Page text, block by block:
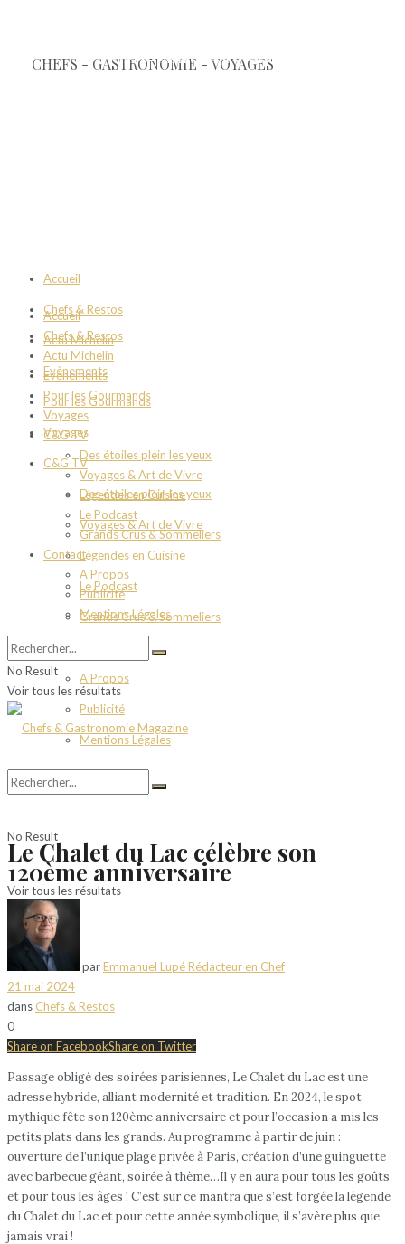
Accueil
Chefs & Restos
Actu Michelin
Evènements
Pour les Gourmands
Voyages
C&G TV
Des étoiles plein les yeux
Voyages & Art de Vivre
Légendes en Cuisine
Le Podcast
Grands Crus & Sommeliers
Contact
A Propos
Publicité
Mentions Légales
Accueil
Chefs & Restos
Actu Michelin
Evènements
Pour les Gourmands
Voyages
C&G TV
Des étoiles plein les yeux
Voyages & Art de Vivre
Légendes en Cuisine
Le Podcast
Grands Crus & Sommeliers
Contact
A Propos
Publicité
Mentions Légales
No Result
Voir tous les résultats
No Result
Voir tous les résultats
Le Chalet du Lac célèbre son
120ème anniversaire
parEmmanuel Lupé Rédacteur en Chef
21 mai 2024
dans Chefs & Restos
0
Share on FacebookShare on Twitter
Passage obligé des soirées parisiennes, Le Chalet du Lac est une
adresse hybride, alliant modernité et tradition. En 2024, le spot
mythique fête son 120ème anniversaire et pour l’occasion a mis les
petits plats dans les grands. Au programme à partir de juin :
ouverture de l’unique plage privée à Paris, création d’une guinguette
avec barbecue géant, soirée à thème…Il y en aura pour tous les goûts
et pour tous les âges ! C’est sur ce mantra que s’est forgée la légende
du Chalet du Lac et pour cette année symbolique, il s’avère plus que
jamais vrai !